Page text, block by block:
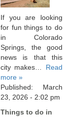
If you are looking
for fun things to do
in Colorado
Springs, the good
news is that this
city makes… Read
more »
Published: March
23, 2026 - 2:02 pm
Things to do in